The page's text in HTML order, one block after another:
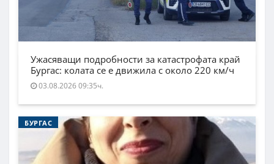
Ужасяващи подробности за катастрофата край
Бургас: колата се е движила с около 220 км/ч
03.08.2026 09:35ч.
БУРГАС